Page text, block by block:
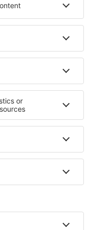
Hotely v Lotrinsku
Cayman
Hotely v Michoacan